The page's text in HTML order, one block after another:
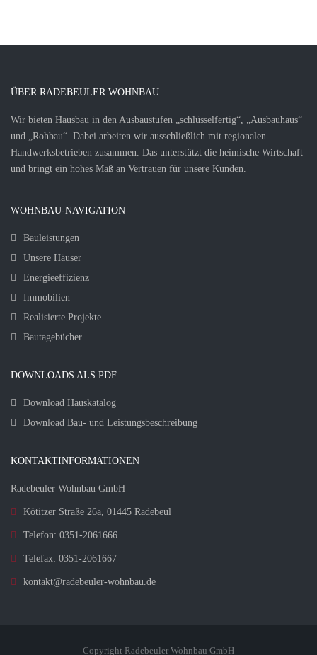
ÜBER RADEBEULER WOHNBAU
Wir bieten Hausbau in den Ausbaustufen „schlüsselfertig“, „Ausbauhaus“
und „Rohbau“. Dabei arbeiten wir ausschließlich mit regionalen
Handwerksbetrieben zusammen. Das unterstützt die heimische Wirtschaft
und bringt ein hohes Maß an Vertrauen für unsere Kunden.
WOHNBAU-NAVIGATION
Bauleistungen
Unsere Häuser
Energieeffizienz
Immobilien
Realisierte Projekte
Bautagebücher
DOWNLOADS ALS PDF
Download Hauskatalog
Download Bau- und Leistungsbeschreibung
KONTAKTINFORMATIONEN
Radebeuler Wohnbau GmbH
Kötitzer Straße 26a, 01445 Radebeul
Telefon: 0351-2061666
Telefax: 0351-2061667
kontakt@radebeuler-wohnbau.de
Copyright Radebeuler Wohnbau GmbH